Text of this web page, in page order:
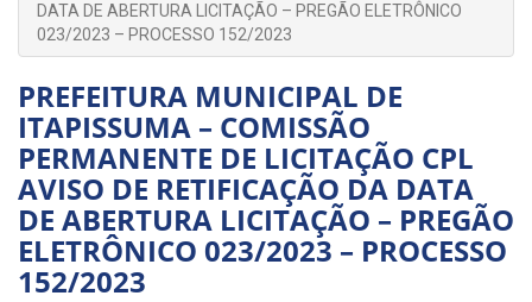
DATA DE ABERTURA LICITAÇÃO – PREGÃO ELETRÔNICO
023/2023 – PROCESSO 152/2023
PREFEITURA MUNICIPAL DE
ITAPISSUMA – COMISSÃO
PERMANENTE DE LICITAÇÃO CPL
AVISO DE RETIFICAÇÃO DA DATA
DE ABERTURA LICITAÇÃO – PREGÃO
ELETRÔNICO 023/2023 – PROCESSO
152/2023